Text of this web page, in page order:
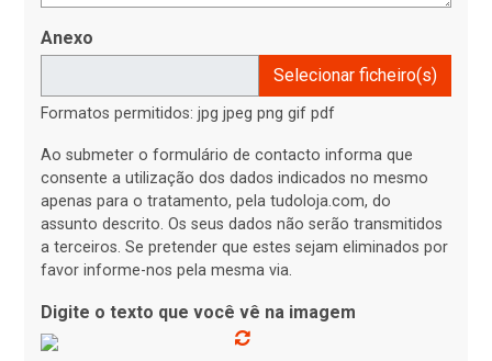
Anexo
Selecionar ficheiro(s)
Formatos permitidos: jpg jpeg png gif pdf
Ao submeter o formulário de contacto informa que
consente a utilização dos dados indicados no mesmo
apenas para o tratamento, pela tudoloja.com, do
assunto descrito. Os seus dados não serão transmitidos
a terceiros. Se pretender que estes sejam eliminados por
favor informe-nos pela mesma via.
Digite o texto que você vê na imagem